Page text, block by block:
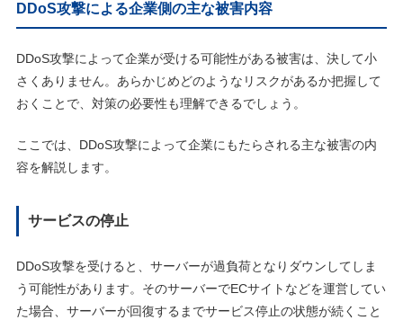
DDoS攻撃による企業側の主な被害内容
DDoS攻撃によって企業が受ける可能性がある被害は、決して小
さくありません。あらかじめどのようなリスクがあるか把握して
おくことで、対策の必要性も理解できるでしょう。
ここでは、DDoS攻撃によって企業にもたらされる主な被害の内
容を解説します。
サービスの停止
DDoS攻撃を受けると、サーバーが過負荷となりダウンしてしま
う可能性があります。そのサーバーでECサイトなどを運営してい
た場合、サーバーが回復するまでサービス停止の状態が続くこと